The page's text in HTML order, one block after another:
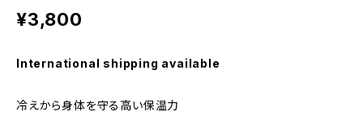
¥3,800
International shipping available
冷えから身体を守る高い保温力